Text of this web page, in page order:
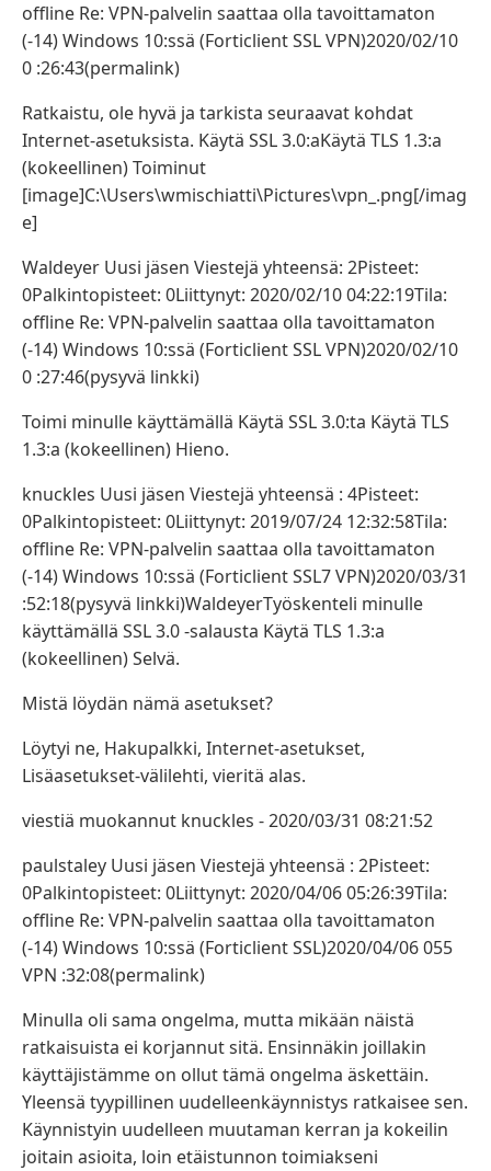
offline Re: VPN-palvelin saattaa olla tavoittamaton
(-14) Windows 10:ssä (Forticlient SSL VPN)2020/02/10
0 :26:43(permalink)
Ratkaistu, ole hyvä ja tarkista seuraavat kohdat
Internet-asetuksista. Käytä SSL 3.0:aKäytä TLS 1.3:a
(kokeellinen) Toiminut
[image]C:\Users\wmischiatti\Pictures\vpn_.png[/imag
e]
Waldeyer Uusi jäsen Viestejä yhteensä: 2Pisteet:
0Palkintopisteet: 0Liittynyt: 2020/02/10 04:22:19Tila:
offline Re: VPN-palvelin saattaa olla tavoittamaton
(-14) Windows 10:ssä (Forticlient SSL VPN)2020/02/10
0 :27:46(pysyvä linkki)
Toimi minulle käyttämällä Käytä SSL 3.0:ta Käytä TLS
1.3:a (kokeellinen) Hieno.
knuckles Uusi jäsen Viestejä yhteensä : 4Pisteet:
0Palkintopisteet: 0Liittynyt: 2019/07/24 12:32:58Tila:
offline Re: VPN-palvelin saattaa olla tavoittamaton
(-14) Windows 10:ssä (Forticlient SSL7 VPN)2020/03/31
:52:18(pysyvä linkki)WaldeyerTyöskenteli minulle
käyttämällä SSL 3.0 -salausta Käytä TLS 1.3:a
(kokeellinen) Selvä.
Mistä löydän nämä asetukset?
Löytyi ne, Hakupalkki, Internet-asetukset,
Lisäasetukset-välilehti, vieritä alas.
viestiä muokannut knuckles - 2020/03/31 08:21:52
paulstaley Uusi jäsen Viestejä yhteensä : 2Pisteet:
0Palkintopisteet: 0Liittynyt: 2020/04/06 05:26:39Tila:
offline Re: VPN-palvelin saattaa olla tavoittamaton
(-14) Windows 10:ssä (Forticlient SSL)2020/04/06 055
VPN :32:08(permalink)
Minulla oli sama ongelma, mutta mikään näistä
ratkaisuista ei korjannut sitä. Ensinnäkin joillakin
käyttäjistämme on ollut tämä ongelma äskettäin.
Yleensä tyypillinen uudelleenkäynnistys ratkaisee sen.
Käynnistyin uudelleen muutaman kerran ja kokeilin
joitain asioita, loin etäistunnon toimiakseni